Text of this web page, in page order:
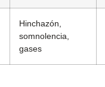
Hinchazón,
somnolencia,
gases